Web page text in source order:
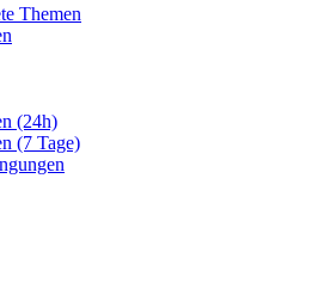
Themen
(24h)
(7 Tage)